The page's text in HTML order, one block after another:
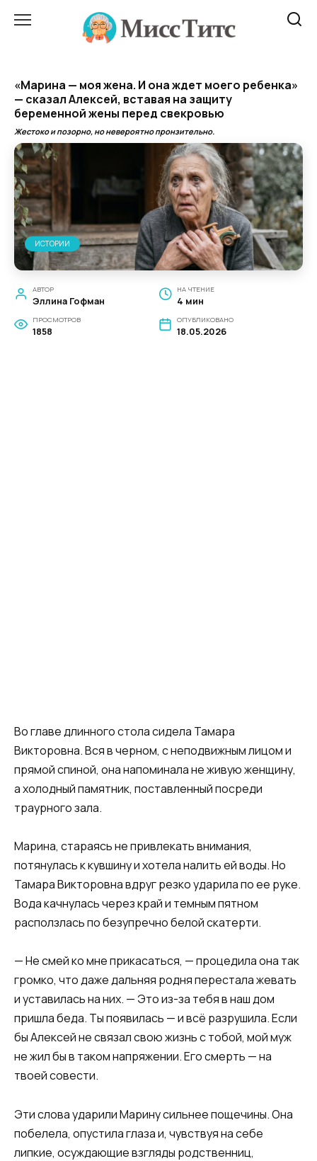
«Марина — моя жена. И она ждет моего ребенка»
— сказал Алексей, вставая на защиту
беременной жены перед свекровью
Жестоко и позорно, но невероятно пронзительно.
ИСТОРИИ
АВТОР
Эллина Гофман
НА ЧТЕНИЕ
4 мин
ПРОСМОТРОВ
1858
ОПУБЛИКОВАНО
18.05.2026
Во главе длинного стола сидела Тамара
Викторовна. Вся в черном, с неподвижным лицом и
прямой спиной, она напоминала не живую женщину,
а холодный памятник, поставленный посреди
траурного зала.
Марина, стараясь не привлекать внимания,
потянулась к кувшину и хотела налить ей воды. Но
Тамара Викторовна вдруг резко ударила по ее руке.
Вода качнулась через край и темным пятном
расползлась по безупречно белой скатерти.
— Не смей ко мне прикасаться, — процедила она так
громко, что даже дальняя родня перестала жевать
и уставилась на них. — Это из-за тебя в наш дом
пришла беда. Ты появилась — и всё разрушила. Если
бы Алексей не связал свою жизнь с тобой, мой муж
не жил бы в таком напряжении. Его смерть — на
твоей совести.
Эти слова ударили Марину сильнее пощечины. Она
побелела, опустила глаза и, чувствуя на себе
липкие, осуждающие взгляды родственниц,